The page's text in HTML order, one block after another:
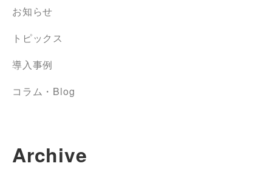
お知らせ
トピックス
導入事例
コラム・Blog
Archive